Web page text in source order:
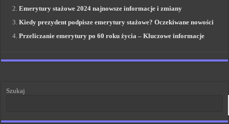
Emerytury stażowe 2024 najnowsze informacje i zmiany
Kiedy prezydent podpisze emerytury stażowe? Oczekiwane nowości
Przeliczanie emerytury po 60 roku życia – Kluczowe informacje
Szukaj